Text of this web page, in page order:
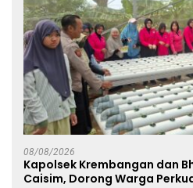
08/08/2026
Kapolsek Krembangan dan
Caisim, Dorong Warga